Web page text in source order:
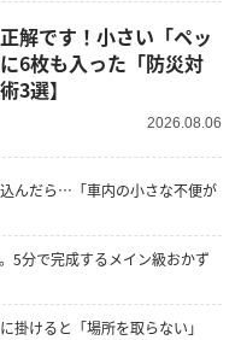
解です！小さい「ペッ
6枚も入った「防災対
3選】
2026.08.06
んだら…「車内の小さな不便が
5分で完成するメイン級おかず
掛けると「場所を取らない」